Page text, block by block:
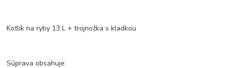
Kotlík na ryby 13 L + trojnožka s kladkou
Súprava obsahuje: